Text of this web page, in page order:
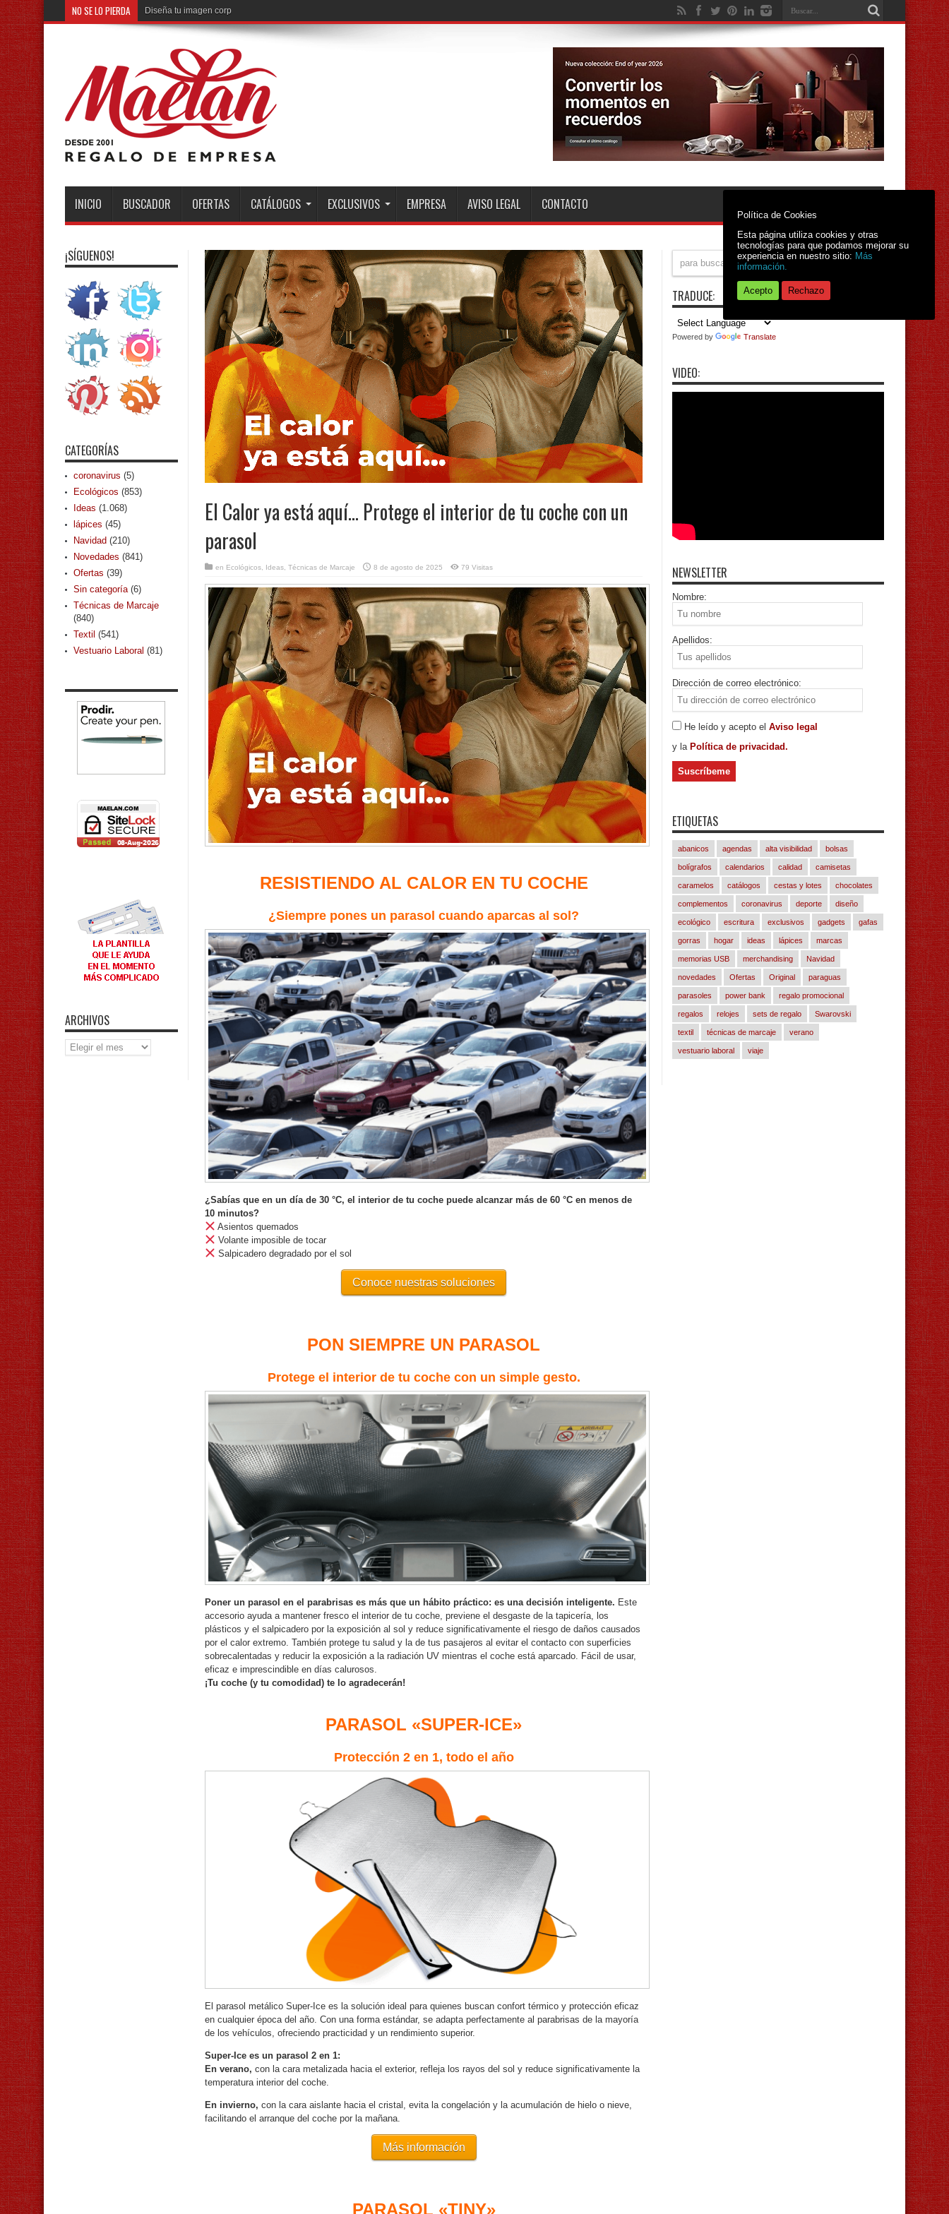
NO SE LO PIERDA Diseña tu imagen corporativa de Navidad
INICIO BUSCADOR OFERTAS CATÁLOGOS EXCLUSIVOS EMPRESA AVISO LEGAL CONTACTO
El Calor ya está aquí… Protege el interior de tu coche con un
parasol
en Ecológicos Ideas Técnicas de Marcaje 8 de agosto de 2025 79 Visitas
RESISTIENDO AL CALOR EN TU COCHE
¿Siempre pones un parasol cuando aparcas al sol?
¿Sabías que en un día de 30 °C, el interior de tu coche puede alcanzar más de 60 °C en menos de
10 minutos?
Asientos quemados
Volante imposible de tocar
Salpicadero degradado por el sol
Conoce nuestras soluciones
PON SIEMPRE UN PARASOL
Protege el interior de tu coche con un simple gesto.
Poner un parasol en el parabrisas es más que un hábito práctico: es una decisión inteligente. Este
accesorio ayuda a mantener fresco el interior de tu coche, previene el desgaste de la tapicería, los
plásticos y el salpicadero por la exposición al sol y reduce significativamente el riesgo de daños causados
por el calor extremo. También protege tu salud y la de tus pasajeros al evitar el contacto con superficies
sobrecalentadas y reducir la exposición a la radiación UV mientras el coche está aparcado. Fácil de usar,
eficaz e imprescindible en días calurosos.
¡Tu coche (y tu comodidad) te lo agradecerán!
PARASOL «SUPER-ICE»
Protección 2 en 1, todo el año
El parasol metálico Super-Ice es la solución ideal para quienes buscan confort térmico y protección eficaz
en cualquier época del año. Con una forma estándar, se adapta perfectamente al parabrisas de la mayoría
de los vehículos, ofreciendo practicidad y un rendimiento superior.
Super-Ice es un parasol 2 en 1:
En verano, con la cara metalizada hacia el exterior, refleja los rayos del sol y reduce significativamente la
temperatura interior del coche.
En invierno, con la cara aislante hacia el cristal, evita la congelación y la acumulación de hielo o nieve,
facilitando el arranque del coche por la mañana.
Más información
PARASOL «TINY»
¡SÍGUENOS!
CATEGORÍAS
coronavirus (5)
Ecológicos (853)
Ideas (1.068)
lápices (45)
Navidad (210)
Novedades (841)
Ofertas (39)
Sin categoría(6)
Técnicas de Marcaje
(840)
Textil (541)
Vestuario Laboral (81)
ARCHIVOS
Archivos
TRADUCE:
Powered by Translate
VIDEO:
NEWSLETTER
Nombre:
Apellidos:
Dirección de correo electrónico:
He leído y acepto el Aviso legal
y la Política de privacidad.
ETIQUETAS
abanicos agendas alta visibilidad bolsas
bolígrafos calendarios calidad camisetas
caramelos catálogos cestas y lotes chocolates
complementos coronavirus deporte diseño
ecológico escritura exclusivos gadgets gafas
gorras hogar ideas lápices marcas
memorias USB merchandising Navidad
novedades Ofertas Original paraguas
parasoles power bank regalo promocional
regalos relojes sets de regalo Swarovski
textil técnicas de marcaje verano
vestuario laboral viaje
Política de Cookies
Esta página utiliza cookies y otras
tecnologías para que podamos mejorar su
experiencia en nuestro sitio: Más
información.
Acepto Rechazo